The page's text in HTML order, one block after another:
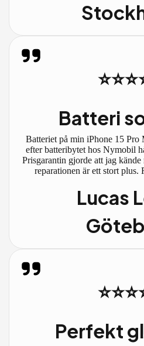
Batteri
Batteriet på min iPhone 15 Pro
efter batteribytet hos Nymobil
Prisgarantin gjorde att jag
reparationen är ett stort plus.
Lucas
Perfekt